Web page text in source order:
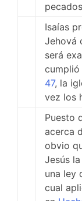
Isaías
Jehová
será
cumplió
47, la
vez los
Puesto
acerca
obvio
Jesús
una ley
cual